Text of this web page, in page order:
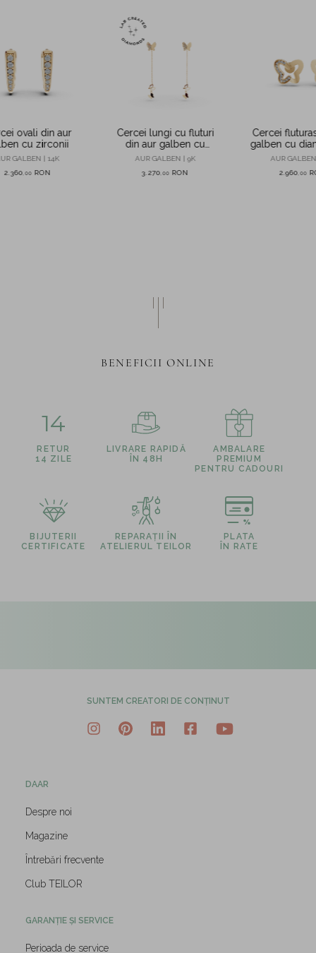
ovali din aur
cu zirconii
GALBEN | 14K
2.360 ,00 RON
Cercei lungi cu fluturi
din aur galben cu
diamante de 0.08ct
create in laborator
AUR GALBEN | 9K
3.270 ,00 RON
Cercei
galben cu
0.07ct
AUR
2.960 ,00
BENEFICII ONLINE
14
RETUR
14 ZILE
LIVRARE RAPIDĂ
ÎN 48H
AMBALARE
PREMIUM
PENTRU CADOURI
BIJUTERII
CERTIFICATE
REPARAȚII ÎN
ATELIERUL TEILOR
PLATA
ÎN RATE
SUNTEM CREATORI DE CONȚINUT
DAAR
Despre noi
Magazine
Întrebări frecvente
Club TEILOR
GARANȚIE ȘI SERVICE
Perioada de service